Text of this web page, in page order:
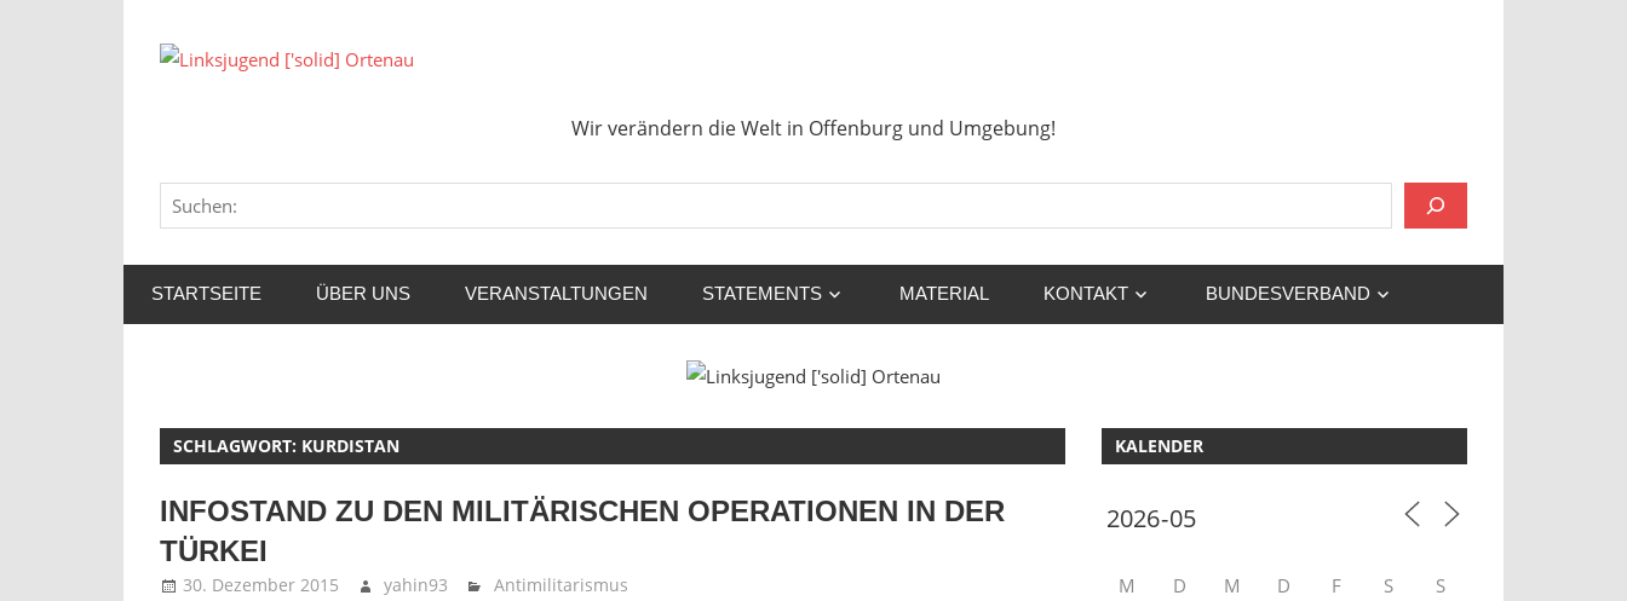
Inhalt
['solid]
Ortenau
Wir verändern die Welt in Offenburg und Umgebung!
STARTSEITE ÜBER UNS VERANSTALTUNGEN STATEMENTS MATERIAL KONTAKT BUNDESVERBAND
SCHLAGWORT: KURDISTAN
INFOSTAND ZU DEN MILITÄRISCHEN OPERATIONEN IN DER
TÜRKEI
30. Dezember 2015 yahin93 Antimilitarismus
KALENDER
M D M D F S S